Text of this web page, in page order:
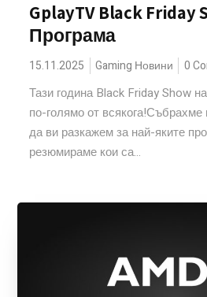
GplayTV Black Friday
Програма
15.11.2025 Gaming Новини 0
Тази година Black Friday Show
по-голямо от всякога!Събрахме
да ви разкажем за най-яките
резюмираме кои са...